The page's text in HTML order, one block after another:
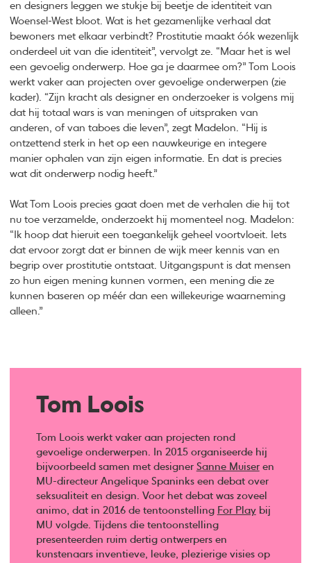
en designers leggen we stukje bij beetje de identiteit van
Woensel-West bloot. Wat is het gezamenlijke verhaal dat
bewoners met elkaar verbindt? Prostitutie maakt óók wezenlijk
onderdeel uit van die identiteit”, vervolgt ze. “Maar het is wel
een gevoelig onderwerp. Hoe ga je daarmee om?” Tom Loois
werkt vaker aan projecten over gevoelige onderwerpen (zie
kader). “Zijn kracht als designer en onderzoeker is volgens mij
dat hij totaal wars is van meningen of uitspraken van
anderen, of van taboes die leven”, zegt Madelon. “Hij is
ontzettend sterk in het op een nauwkeurige en integere
manier ophalen van zijn eigen informatie. En dat is precies
wat dit onderwerp nodig heeft.”
Wat Tom Loois precies gaat doen met de verhalen die hij tot
nu toe verzamelde, onderzoekt hij momenteel nog. Madelon:
“Ik hoop dat hieruit een toegankelijk geheel voortvloeit. Iets
dat ervoor zorgt dat er binnen de wijk meer kennis van en
begrip over prostitutie ontstaat. Uitgangspunt is dat mensen
zo hun eigen mening kunnen vormen, een mening die ze
kunnen baseren op méér dan een willekeurige waarneming
alleen.”
Tom Loois
Tom Loois werkt vaker aan projecten rond
gevoelige onderwerpen. In 2015 organiseerde hij
bijvoorbeeld samen met designer Sanne Muiseren
MU-directeur Angelique Spaninks een debat over
seksualiteit en design. Voor het debat was zoveel
animo, dat in 2016 de tentoonstelling For Playbij
MU volgde. Tijdens die tentoonstelling
presenteerden ruim dertig ontwerpers en
kunstenaars inventieve, leuke, plezierige visies op